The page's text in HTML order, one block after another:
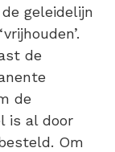
geleidelijn
de
de
is al door
Om